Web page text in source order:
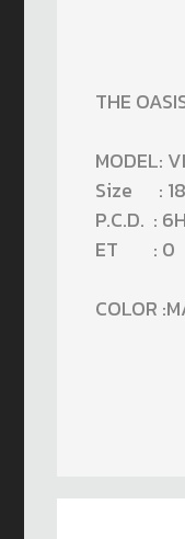
THE
MODEL:
Size :
P.C.D. :
ET : 0
COLOR